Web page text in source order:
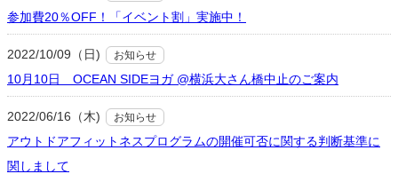
参加費20％OFF！「イベント割」実施中！
2022/10/09（日) お知らせ
10月10日 OCEAN SIDEヨガ @横浜大さん橋中止のご案内
2022/06/16（木) お知らせ
アウトドアフィットネスプログラムの開催可否に関する判断基準に
関しまして